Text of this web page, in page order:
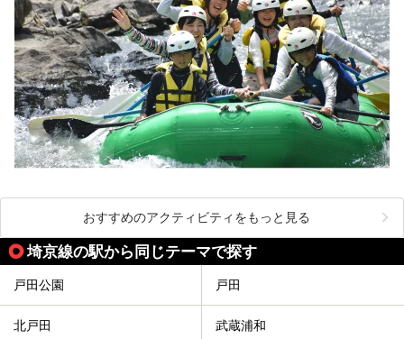
おすすめのアクティビティをもっと見る
埼京線の駅から同じテーマで探す
戸田公園 戸田
北戸田 武蔵浦和